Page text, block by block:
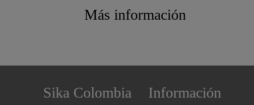
Más información
Sika Colombia Información